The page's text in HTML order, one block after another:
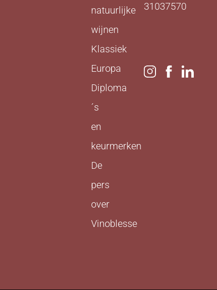
natuurlijke
wijnen
Klassiek
Europa
Diploma
´s
en
keurmerken
De
pers
over
Vinoblesse
31037570